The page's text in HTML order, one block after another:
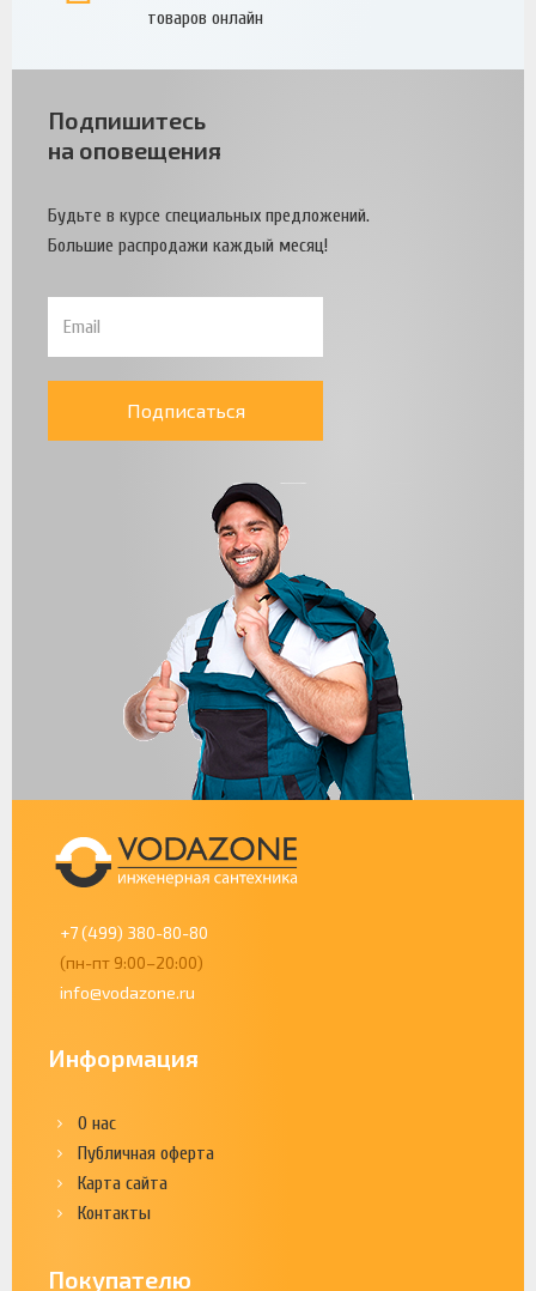
товаров онлайн
Подпишитесь
на оповещения
Будьте в курсе специальных предложений.
Большие распродажи каждый месяц!
Подписаться
+7 (499) 380-80-80
(пн-пт 9:00–20:00)
info@vodazone.ru
Информация
О нас
Публичная оферта
Карта сайта
Контакты
Покупателю